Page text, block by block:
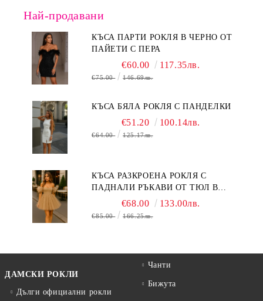
Най-продавани
КЪСА ПАРТИ РОКЛЯ В ЧЕРНО ОТ
ПАЙЕТИ С ПЕРА
€60.00 117.35лв.
€75.00 146.69лв.
КЪСА БЯЛА РОКЛЯ С ПАНДЕЛКИ
€51.20 100.14лв.
€64.00 125.17лв.
КЪСА РАЗКРОЕНА РОКЛЯ С
ПАДНАЛИ РЪКАВИ ОТ ТЮЛ В
БЕЖОВО€68.00 133.00лв.
€85.00 166.25лв.
ДАМСКИ РОКЛИ
Дълги официални рокли
Чанти
Бижута